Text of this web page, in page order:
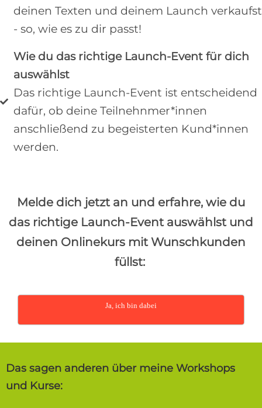
deinen Texten und deinem Launch verkaufst
- so, wie es zu dir passt!
Wie du das richtige Launch-Event für dich
auswählst
Das richtige Launch-Event ist entscheidend
dafür, ob deine Teilnehnmer*innen
anschließend zu begeisterten Kund*innen
werden.
Melde dich jetzt an und erfahre, wie du
das richtige Launch-Event auswählst und
deinen Onlinekurs mit Wunschkunden
füllst:
Ja, ich bin dabei
Das sagen anderen über meine Workshops
und Kurse: